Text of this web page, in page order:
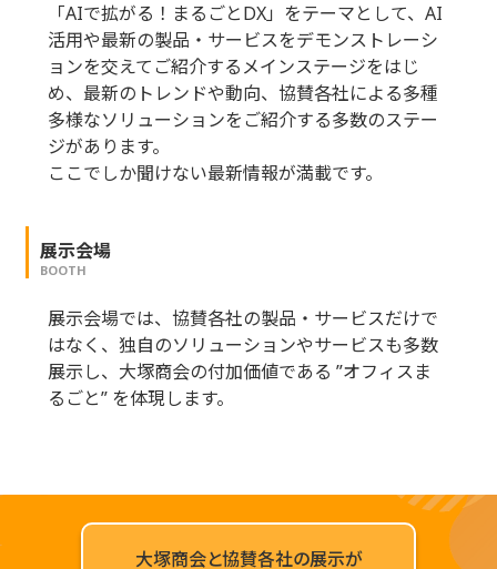
「AIで拡がる！まるごとDX」をテーマとして、AI
活用や最新の製品・サービスをデモンストレーシ
ョンを交えてご紹介するメインステージをはじ
め、最新のトレンドや動向、協賛各社による多種
多様なソリューションをご紹介する多数のステー
ジがあります。
ここでしか聞けない最新情報が満載です。
展示会場
BOOTH
展示会場では、協賛各社の製品・サービスだけで
はなく、独自のソリューションやサービスも多数
展示し、大塚商会の付加価値である ”オフィスま
るごと” を体現します。
大塚商会と協賛各社の展示が